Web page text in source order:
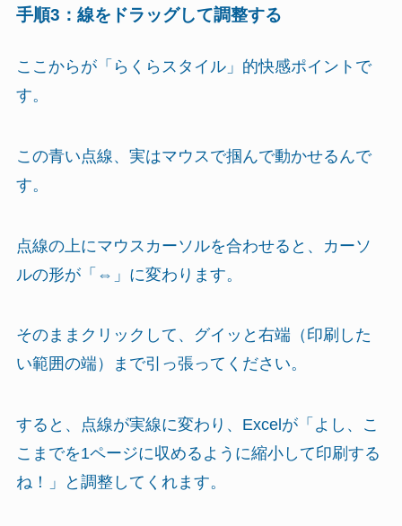
手順3：線をドラッグして調整する
ここからが「らくらスタイル」的快感ポイントで
す。
この青い点線、実はマウスで掴んで動かせるんで
す。
点線の上にマウスカーソルを合わせると、カーソ
ルの形が「⇔」に変わります。
そのままクリックして、グイッと右端（印刷した
い範囲の端）まで引っ張ってください。
すると、点線が実線に変わり、Excelが「よし、こ
こまでを1ページに収めるように縮小して印刷する
ね！」と調整してくれます。